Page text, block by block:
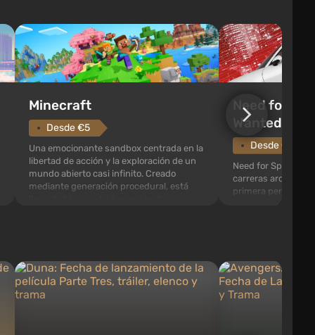
Minecraft
Desde €5
Una emocionante sandbox centrada en la
libertad de acción y la exploración de un
mundo abierto casi infinito. Creado
mediante generación procedural, está
Need for
Wanted
Desde €0.96
Need for Speed:
carreras arcade
primera persona.